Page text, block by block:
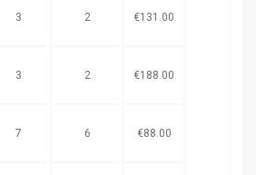
3 2 €131.00
3 2 €188.00
7 6 €88.00